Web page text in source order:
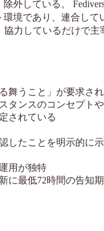
外している。
環境であり、連合して
協力しているだけで
舞うこと」が要求さ
タンスのコンセプト
されている
したことを明示的に
用が独特
に最低72時間の告知